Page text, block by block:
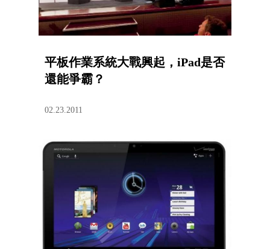
平板作業系統大戰興起，iPad是否
還能爭霸？
02.23.2011